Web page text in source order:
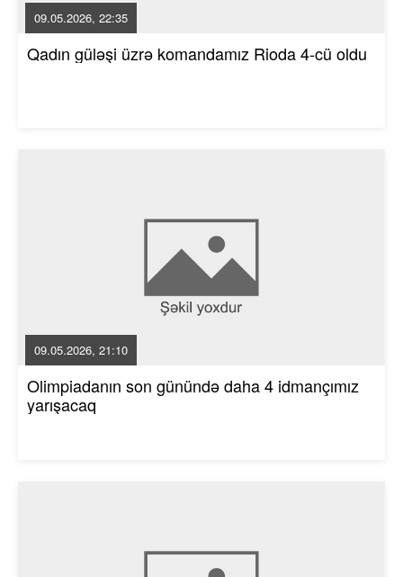
09.05.2026, 22:35
Qadın güləşi üzrə komandamız Rioda 4-cü oldu
09.05.2026, 21:10
Olimpiadanın son günündə daha 4 idmançımız
yarışacaq